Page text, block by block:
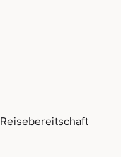
Reisebereitschaft